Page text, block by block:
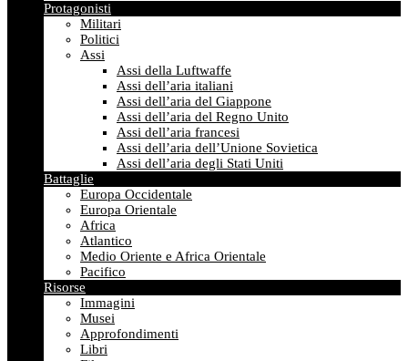
Protagonisti
Militari
Politici
Assi
Assi della Luftwaffe
Assi dell’aria italiani
Assi dell’aria del Giappone
Assi dell’aria del Regno Unito
Assi dell’aria francesi
Assi dell’aria dell’Unione Sovietica
Assi dell’aria degli Stati Uniti
Battaglie
Europa Occidentale
Europa Orientale
Africa
Atlantico
Medio Oriente e Africa Orientale
Pacifico
Risorse
Immagini
Musei
Approfondimenti
Libri